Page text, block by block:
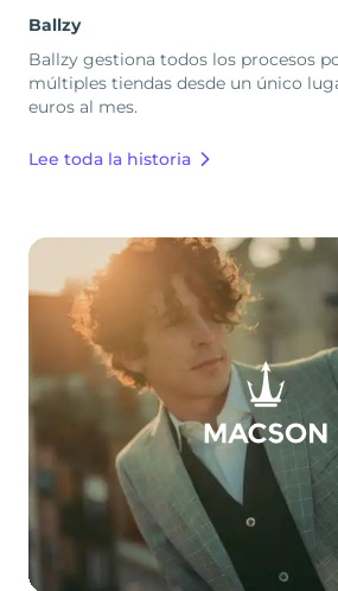
Ballzy
Ballzy gestiona todos los procesos
múltiples tiendas desde un único
euros al mes.
Lee toda la historia